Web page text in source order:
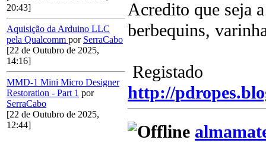
20:43]
Aquisição da Arduino LLC
pela Qualcomm por SerraCabo
[22 de Outubro de 2025,
14:16]
MMD-1 Mini Micro Designer
Restoration - Part 1 por
SerraCabo
[22 de Outubro de 2025,
12:44]
Acredito que seja
berbequins,
Registado
http://